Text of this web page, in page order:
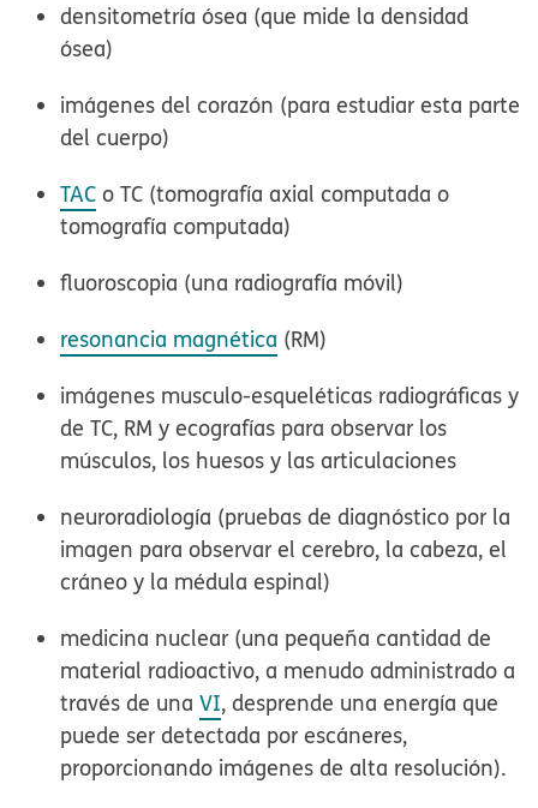
densitometría ósea (que mide la densidad
ósea)
imágenes del corazón (para estudiar esta parte
del cuerpo)
TAC o TC (tomografía axial computada o
tomografía computada)
fluoroscopia (una radiografía móvil)
resonancia magnética (RM)
imágenes musculo-esqueléticas radiográficas y
de TC, RM y ecografías para observar los
músculos, los huesos y las articulaciones
neuroradiología (pruebas de diagnóstico por la
imagen para observar el cerebro, la cabeza, el
cráneo y la médula espinal)
medicina nuclear (una pequeña cantidad de
material radioactivo, a menudo administrado a
través de unaVI, desprende una energía que
puede ser detectada por escáneres,
proporcionando imágenes de alta resolución).